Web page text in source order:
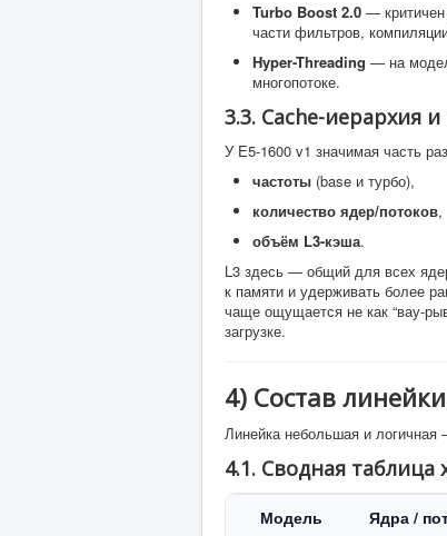
Turbo Boost 2.0 — критичен
части фильтров,
Hyper-Threading — на
многопотоке.
3.3. Cache-иерархия
У E5-1600 v1 значимая часть
частоты (base и турбо),
количество ядер/потоков,
объём L3-кэша.
L3 здесь — общий для всех
к памяти и удерживать более
чаще ощущается не как “вау-
загрузке.
4) Состав
Линейка небольшая и логичная
4.1. Сводная таблица
Модель Ядра /